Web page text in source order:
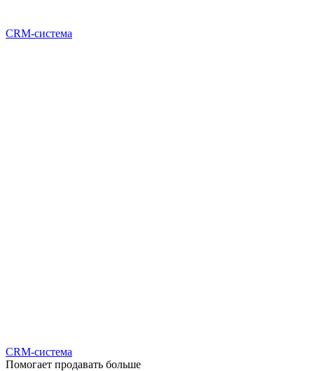
CRM-система
CRM-система
Помогает продавать больше